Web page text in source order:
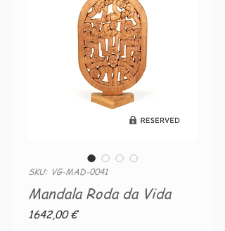
SKU: VG-MAD-0041
Mandala Roda da Vida
1642,00 €Preço